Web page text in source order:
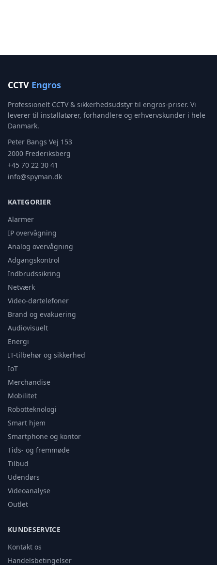
CCTV Engros
Professionelt CCTV & sikkerhedsudstyr til engros-priser. Vi
leverer til installatører, forhandlere og erhvervskunder i hele
Danmark.
Peter Bangs Vej 153
2000 Frederiksberg
+45 70 22 30 41
info@spyman.dk
KATEGORIER
Alarmer
IP overvågning
Analog overvågning
Adgangskontrol
Indbrudssikring
Netværk
Video-dørtelefoner
Brand og evakuering
Audiovisuelt
Energi
IT-tilbehør og sikkerhed
IoT
Merchandise
Mobilitet
Robotteknologi
Smart hjem
Smartphone og kontor
Tids- og fremmøde
Tilbud
Udendørs
Videoanalyse
Outlet
KUNDESERVICE
Kontakt os
Handelsbetingelser